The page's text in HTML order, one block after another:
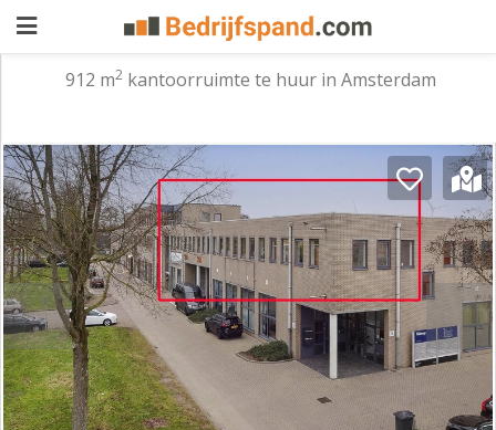
aanbieden
Pand
zoeken
Waarom
adverteren
Premium
adverteren
Blog
Registreren
912 m2kantoorruimte te huur in Amsterdam